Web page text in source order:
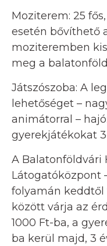
Moziterem: 25
esetén bővíthető
moziteremben
meg a
Játszószoba: A
lehetőséget –
animátorral –
gyerekjátékokat
A Balatonföldvári
Látogatóközpont
folyamán keddtől
között várja az
1000 Ft-ba, a
ba kerül majd, 3